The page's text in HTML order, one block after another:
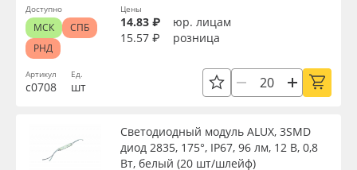
Компания
Контакты
Блог
Поставщикам
Профильные системы
Сублимация и термотрансфер
Светотехника
Инженерные пластики
Тип
Толщина, мм
Длина, мм
Артикул
с0708
Ед.
шт
Цены
14.83 ₽
юр. лицам
15.57 ₽
розница
Доступно
МСК
СПБ
РНД
Светодиодный модуль ALUX, 3SMD
диод 2835, 175°, IP67, 96 лм, 12 В, 0,8
Вт, белый (20 шт/шлейф)